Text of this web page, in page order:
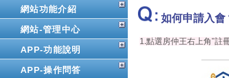
網站功能介紹
網站-管理中心
APP-功能說明
APP-操作問答
如何申請入會
1.點選房仲王右上角"註